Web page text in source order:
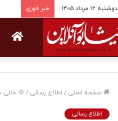
دوشنبه ۱۲ مرداد ۱۴۰۵ خبر فوری
صفحه اصلی / اطلاع رسانی / 💢 خالی
اطلاع رسانی